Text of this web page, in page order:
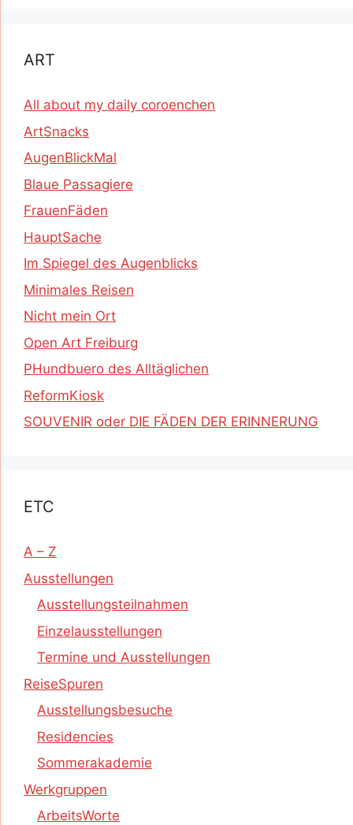
ART
All about my daily coroenchen
ArtSnacks
AugenBlickMal
Blaue Passagiere
FrauenFäden
HauptSache
Im Spiegel des Augenblicks
Minimales Reisen
Nicht mein Ort
Open Art Freiburg
PHundbuero des Alltäglichen
ReformKiosk
SOUVENIR oder DIE FÄDEN DER ERINNERUNG
ETC
A – Z
Ausstellungen
Ausstellungsteilnahmen
Einzelausstellungen
Termine und Ausstellungen
ReiseSpuren
Ausstellungsbesuche
Residencies
Sommerakademie
Werkgruppen
ArbeitsWorte